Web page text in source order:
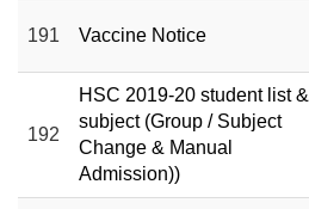
191 Vaccine Notice
192
HSC 2019-20 student list &
subject (Group / Subject
Change & Manual
Admission))